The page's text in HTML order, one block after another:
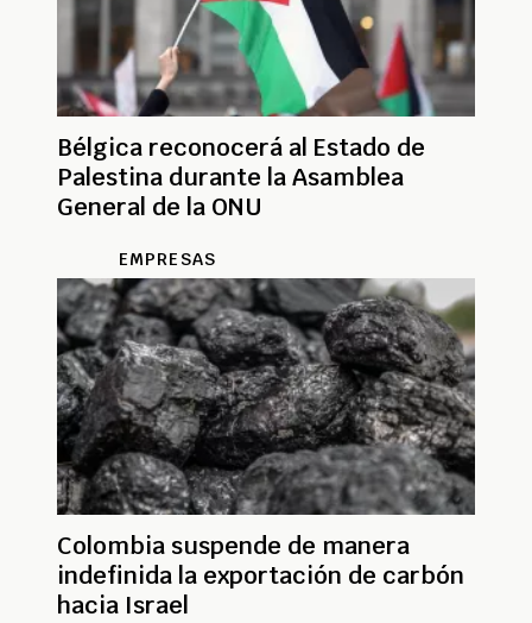
Bélgica reconocerá al Estado de
Palestina durante la Asamblea
General de la ONU
EMPRESAS
Colombia suspende de manera
indefinida la exportación de carbón
hacia Israel